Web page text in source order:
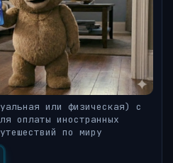
или физическая) с
оплаты иностранных
по миру